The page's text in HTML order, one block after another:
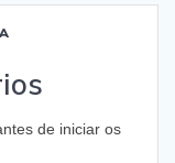
de iniciar os